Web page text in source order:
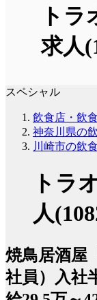
ト
求人
スペシャル
飲食店・飲
神奈川県の
川崎市の飲
トラ
人
焼鳥居酒屋
社員）入社